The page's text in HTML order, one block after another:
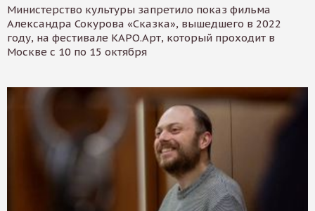
Министерство культуры запретило показ фильма
Александра Сокурова «Сказка», вышедшего в 2022
году, на фестивале КАРО.Арт, который проходит в
Москве с 10 по 15 октября